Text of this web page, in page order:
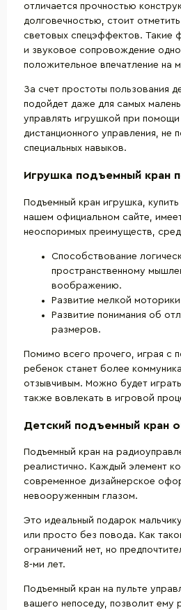
отличается прочностью
долговечностью, стоит
световых спецэффектов. Такие
и звуковое сопровождение
положительное впечатление на
За счет простоты пользования
подойдет даже для самых
управлять игрушкой при помощи
дистанционного управления, не
специальных навыков.
Игрушка подъемный кран
Подъемный кран игрушка,
нашем официальном сайте,
неоспоримых преимуществ,
Способствование
пространственному
воображению.
Развитие мелкой
Развитие понимания об
размеров.
Помимо всего прочего, играя с
ребенок станет более
отзывчивым. Можно будет
также вовлекать в игровой
Детский подъемный кран
Подъемный кран на
реалистично. Каждый элемент
современное дизайнерское
невооруженным глазом.
Это идеальный подарок
или просто без повода. Как
ограничений нет, но
8-ми лет.
Подъемный кран на пульте
вашего непоседу, позволит ему